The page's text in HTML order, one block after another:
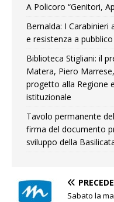
A Policoro “Genitori,
Bernalda: I
e resistenza a
Biblioteca Stigliani: il
Matera, Piero
progetto alla Regione
istituzionale
Tavolo permanente
firma del documento
sviluppo della
Sabato la